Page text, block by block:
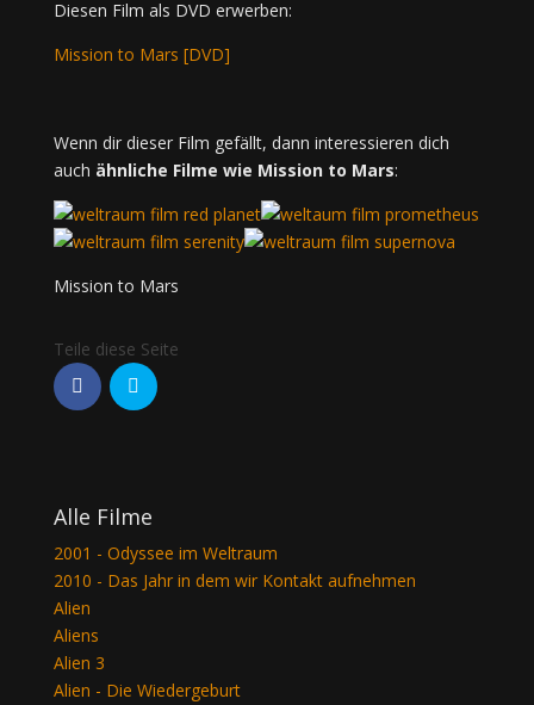
Diesen Film als DVD erwerben:
Mission to Mars [DVD]
Wenn dir dieser Film gefällt, dann interessieren dich
auch ähnliche Filme wie Mission to Mars:
Mission to Mars
Alle Filme
2001 - Odyssee im Weltraum
2010 - Das Jahr in dem wir Kontakt aufnehmen
Alien
Aliens
Alien 3
Alien - Die Wiedergeburt